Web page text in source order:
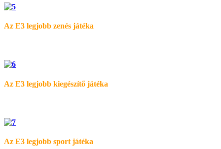
Az E3 legjobb zenés játéka
Az E3 legjobb kiegészítő játéka
Az E3 legjobb sport játéka